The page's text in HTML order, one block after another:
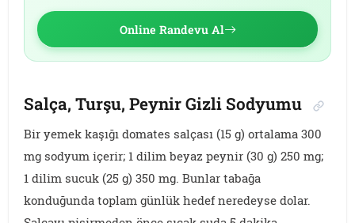
Online Randevu Al
Salça, Turşu, Peynir Gizli Sodyumu
Bir yemek kaşığı domates salçası (15 g) ortalama 300
mg sodyum içerir; 1 dilim beyaz peynir (30 g) 250 mg;
1 dilim sucuk (25 g) 350 mg. Bunlar tabağa
konduğunda toplam günlük hedef neredeyse dolar.